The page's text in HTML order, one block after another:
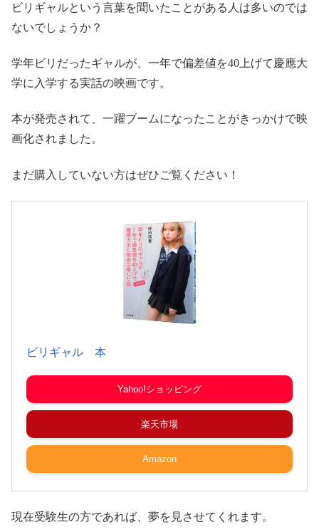
ビリギャルという言葉を聞いたことがある人は多いのでは
ないでしょうか？
学年ビリだったギャルが、一年で偏差値を40上げて慶應大
学に入学する実話の映画です。
本が発売されて、一躍ブームになったことがきっかけで映
画化されました。
まだ購入していない方はぜひご覧ください！
ビリギャル 本
Yahoo!ショッピング
楽天市場
Amazon
現在受験生の方であれば、夢を見させてくれます。